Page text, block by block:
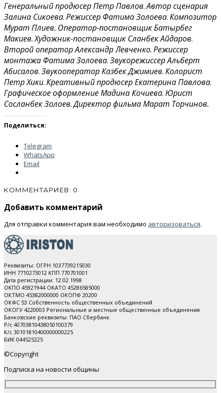
Генеральный продюсер Петр Павлов.Автор сценария
Залина Сикоева. Режиссер Фатима Золоева. Композитор
Мурат Плиев. Оператор-постановщик Батырбег
Макиев.Художник-постановщик Сланбек Айдаров.
Второй оператор Александр Левченко. Режиссер
монтажа Фатима Золоева. Звукорежиссер Альберт
Абисалов. Звукооператор Казбек Джимиев. Колорист
Петр Хики. Креативный продюсер Екатерина Павлова.
Графическое оформление Мадина Кочиева. Юрист
Сосланбек Золоев.Директор фильма Марат Торчинов.
Поделиться:
Telegram
WhatsApp
Email
КОММЕНТАРИЕВ: 0
Добавить комментарий
Для отправки комментария вам необходимо авторизоваться.
Реквизиты: ОГРН 1037739215030
ИНН 7710273012 КПП 770701001
Дата регистрации: 12.02.1998
ОКПО 45921944 ОКАТО 45286585000
ОКТМО 45382000000 ОКОПФ 20200
ОКФС 53 Собственность общественных объединений
ОКОГУ 4220003 Региональные и местные общественные объединения
Банковские реквизиты: ПАО Cбербанк
Р/с 40703810438050100379
К/с 30101810400000000225
БИК 044525225
©Copyright
Подписка на новости общины